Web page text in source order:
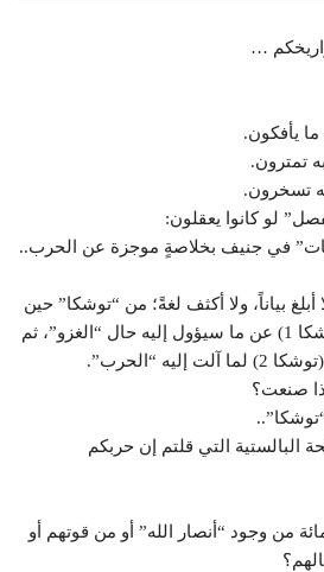
…
يأفكون.
تمترون.
تسخرون.
لو كانوا يعقلون:
في جنيف بخلاصةٍ موجزة عن الحرب..
أبلغ بياناً، ولا أكثف لغةً؛ من “توشكا” حين
يكون “موجزاً” افتتاحياً (توشكا 1) عن ما سيؤول إليه حال “الغزو”، ثم
“الحرب”.
صنعت؟
البالستية التي قلتم إن حربكم
من وجود “أنصار الله” أو من قوتهم أو